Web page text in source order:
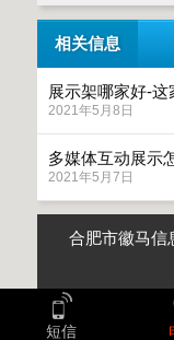
相关信息
展示架哪家好-这
2021年5月8日
多媒体互动展示
2021年5月7日
合肥市徽马
短信